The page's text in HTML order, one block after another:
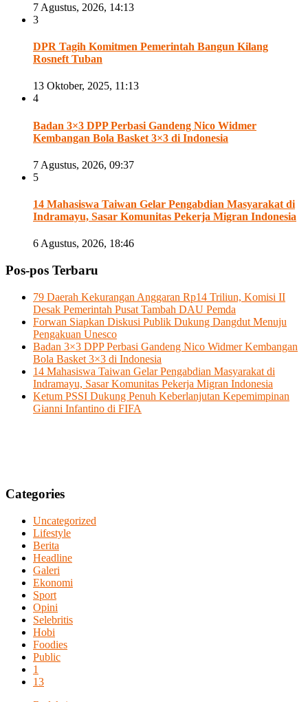
7 Agustus, 2026, 14:13
3
DPR Tagih Komitmen Pemerintah Bangun Kilang
Rosneft Tuban
13 Oktober, 2025, 11:13
4
Badan 3×3 DPP Perbasi Gandeng Nico Widmer
Kembangan Bola Basket 3×3 di Indonesia
7 Agustus, 2026, 09:37
5
14 Mahasiswa Taiwan Gelar Pengabdian Masyarakat di
Indramayu, Sasar Komunitas Pekerja Migran Indonesia
6 Agustus, 2026, 18:46
Pos-pos Terbaru
79 Daerah Kekurangan Anggaran Rp14 Triliun, Komisi II
Desak Pemerintah Pusat Tambah DAU Pemda
Forwan Siapkan Diskusi Publik Dukung Dangdut Menuju
Pengakuan Unesco
Badan 3×3 DPP Perbasi Gandeng Nico Widmer Kembangan
Bola Basket 3×3 di Indonesia
14 Mahasiswa Taiwan Gelar Pengabdian Masyarakat di
Indramayu, Sasar Komunitas Pekerja Migran Indonesia
Ketum PSSI Dukung Penuh Keberlanjutan Kepemimpinan
Gianni Infantino di FIFA
Categories
Uncategorized
Lifestyle
Berita
Headline
Galeri
Ekonomi
Sport
Opini
Selebritis
Hobi
Foodies
Public
1
13